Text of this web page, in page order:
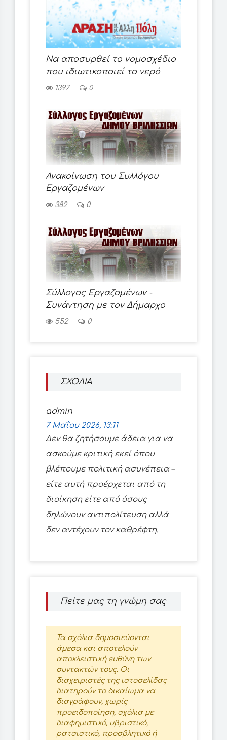
Να αποσυρθεί το νομοσχέδιο
που ιδιωτικοποιεί το νερό
1397 0
Ανακοίνωση του Συλλόγου
Εργαζομένων
382 0
Σύλλογος Εργαζομένων -
Συνάντηση με τον Δήμαρχο
552 0
ΣΧΟΛΙΑ
admin
7 Μαΐου 2026, 13:11
Δεν θα ζητήσουμε άδεια για να
ασκούμε κριτική εκεί όπου
βλέπουμε πολιτική ασυνέπεια –
είτε αυτή προέρχεται από τη
διοίκηση είτε από όσους
δηλώνουν αντιπολίτευση αλλά
δεν αντέχουν τον καθρέφτη.
Πείτε μας τη γνώμη σας
Τα σχόλια δημοσιεύονται
άμεσα και αποτελούν
αποκλειστική ευθύνη των
συντακτών τους. Οι
διαχειριστές της ιστοσελίδας
διατηρούν το δικαίωμα να
διαγράφουν, χωρίς
προειδοποίηση, σχόλια με
διαφημιστικό, υβριστικό,
ρατσιστικό, προσβλητικό ή